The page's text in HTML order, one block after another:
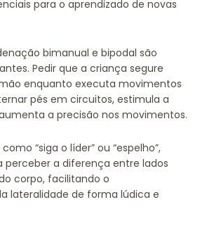
para o aprendizado de novas
bimanual e bipodal são
Pedir que a criança segure
enquanto executa movimentos
pés em circuitos, estimula a
a precisão nos movimentos.
“siga o líder” ou “espelho”,
perceber a diferença entre lados
corpo, facilitando o
lateralidade de forma lúdica e